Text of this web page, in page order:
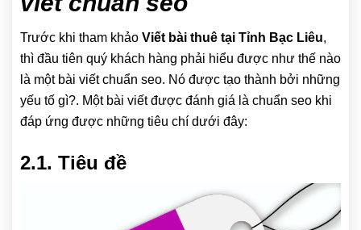
Trước khi tham khảo Viết bài thuê tại Tỉnh Bạc Liêu,
thì đầu tiên quý khách hàng phải hiểu được như thế nào
là một bài viết chuẩn seo. Nó được tạo thành bởi những
yếu tố gì?. Một bài viết được đánh giá là chuẩn seo khi
đáp ứng được những tiêu chí dưới đây:
2.1. Tiêu đề